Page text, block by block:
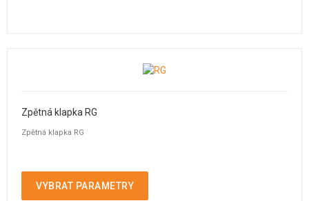
Zpětná klapka RG
Zpětná klapka RG
VYBRAT PARAMETRY